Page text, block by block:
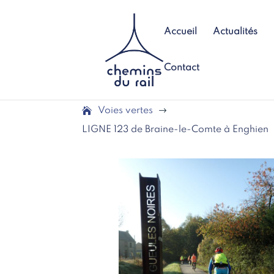
Accueil Actualités
Contact
Voies vertes
$
LIGNE 123 de Braine-le-Comte à Enghien